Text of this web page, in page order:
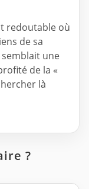
redoutable où
de sa
une
de la «
là
?